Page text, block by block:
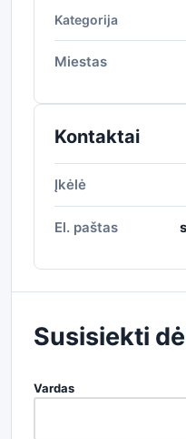
Kategorija
Miestas
Kontaktai
Įkėlė
El. paštas
Susisiekti
Vardas